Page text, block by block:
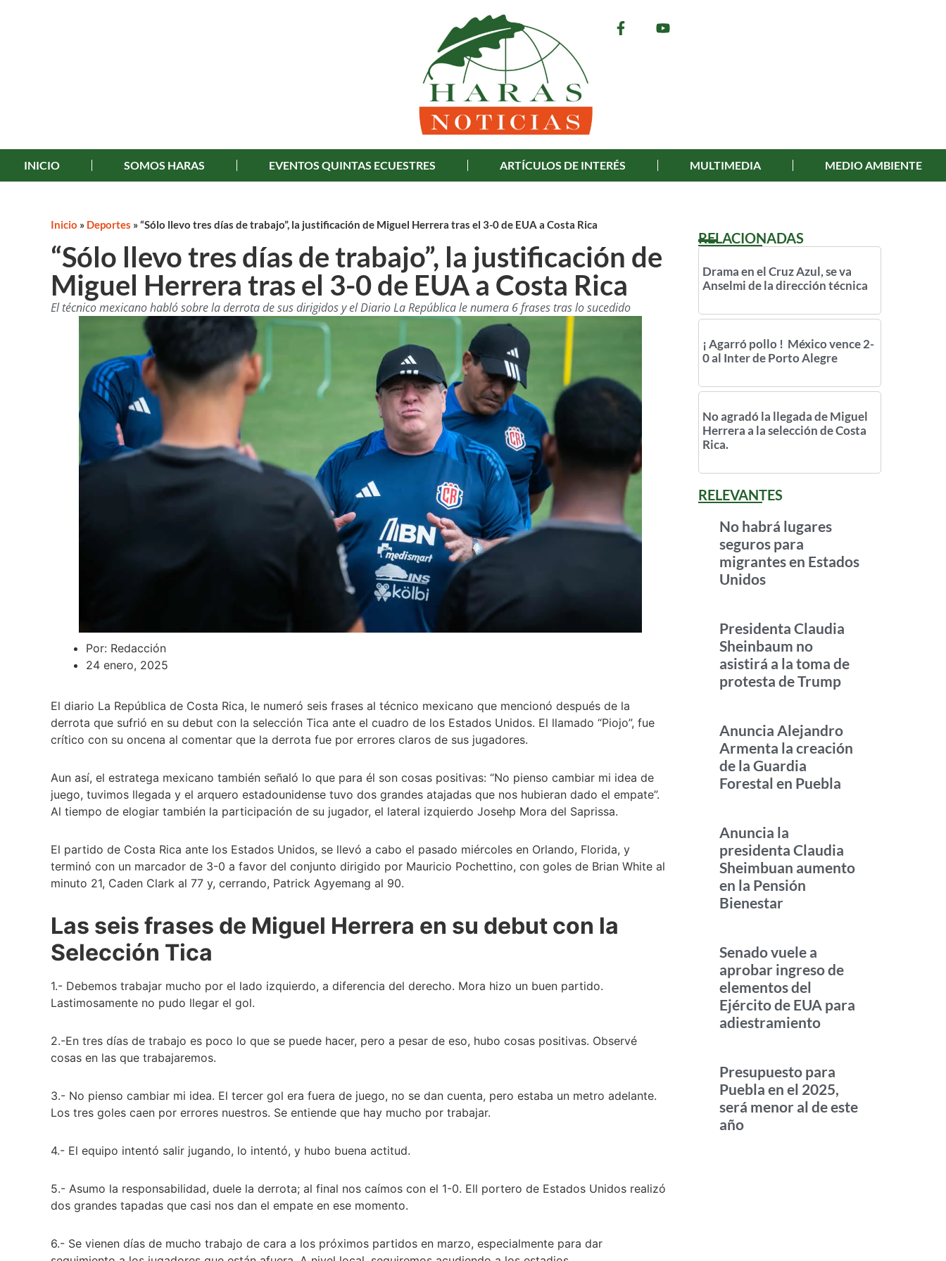
INICIO SOMOS HARAS EVENTOS QUINTAS ECUESTRES ARTÍCULOS DE INTERÉS MULTIMEDIA MEDIO AMBIENTE
Inicio » Deportes »“Sólo llevo tres días de trabajo”, la justificación de Miguel Herrera tras el 3-0 de EUA a Costa Rica
“Sólo llevo tres días de trabajo”, la justificación de
Miguel Herrera tras el 3-0 de EUA a Costa Rica
El técnico mexicano habló sobre la derrota de sus dirigidos y el Diario La República le numera 6 frases tras lo sucedido
Por: Redacción
24 enero, 2025
El diario La República de Costa Rica, le numeró seis frases al técnico mexicano que mencionó después de la
derrota que sufrió en su debut con la selección Tica ante el cuadro de los Estados Unidos. El llamado “Piojo”, fue
crítico con su oncena al comentar que la derrota fue por errores claros de sus jugadores.
Aun así, el estratega mexicano también señaló lo que para él son cosas positivas: “No pienso cambiar mi idea de
juego, tuvimos llegada y el arquero estadounidense tuvo dos grandes atajadas que nos hubieran dado el empate”.
Al tiempo de elogiar también la participación de su jugador, el lateral izquierdo Josehp Mora del Saprissa.
El partido de Costa Rica ante los Estados Unidos, se llevó a cabo el pasado miércoles en Orlando, Florida, y
terminó con un marcador de 3-0 a favor del conjunto dirigido por Mauricio Pochettino, con goles de Brian White al
minuto 21, Caden Clark al 77 y, cerrando, Patrick Agyemang al 90.
Las seis frases de Miguel Herrera en su debut con la
Selección Tica
1.- Debemos trabajar mucho por el lado izquierdo, a diferencia del derecho. Mora hizo un buen partido.
Lastimosamente no pudo llegar el gol.
2.-En tres días de trabajo es poco lo que se puede hacer, pero a pesar de eso, hubo cosas positivas. Observé
cosas en las que trabajaremos.
3.- No pienso cambiar mi idea. El tercer gol era fuera de juego, no se dan cuenta, pero estaba un metro adelante.
Los tres goles caen por errores nuestros. Se entiende que hay mucho por trabajar.
4.- El equipo intentó salir jugando, lo intentó, y hubo buena actitud.
5.- Asumo la responsabilidad, duele la derrota; al final nos caímos con el 1-0. Ell portero de Estados Unidos realizó
dos grandes tapadas que casi nos dan el empate en ese momento.
6.- Se vienen días de mucho trabajo de cara a los próximos partidos en marzo, especialmente para dar
RELACIONADAS
Drama en el Cruz Azul, se va
Anselmi de la dirección técnica
¡ Agarró pollo ! México vence 2-
0 al Inter de Porto Alegre
No agradó la llegada de Miguel
Herrera a la selección de Costa
Rica.
RELEVANTES
No habrá lugares
seguros para
migrantes en Estados
Unidos
Presidenta Claudia
Sheinbaum no
asistirá a la toma de
protesta de Trump
Anuncia Alejandro
Armenta la creación
de la Guardia
Forestal en Puebla
Anuncia la
presidenta Claudia
Sheimbuan aumento
en la Pensión
Bienestar
Senado vuele a
aprobar ingreso de
elementos del
Ejército de EUA para
adiestramiento
Presupuesto para
Puebla en el 2025,
será menor al de este
año